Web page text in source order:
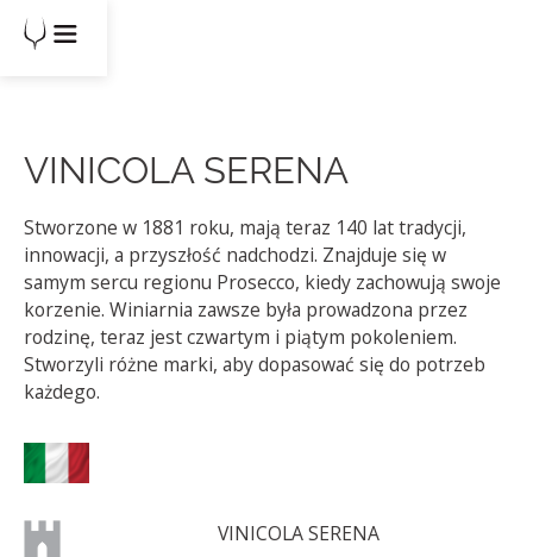
VINICOLA SERENA
Stworzone w 1881 roku, mają teraz 140 lat tradycji,
innowacji, a przyszłość nadchodzi. Znajduje się w
samym sercu regionu Prosecco, kiedy zachowują swoje
korzenie. Winiarnia zawsze była prowadzona przez
rodzinę, teraz jest czwartym i piątym pokoleniem.
Stworzyli różne marki, aby dopasować się do potrzeb
każdego.
VINICOLA SERENA